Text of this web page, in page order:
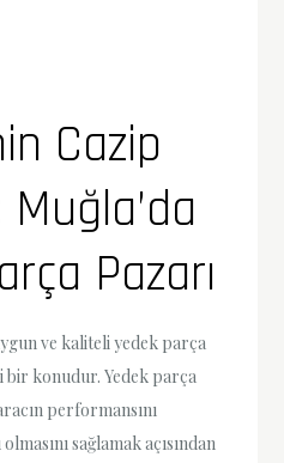
Cazip
Pazarı
ve kaliteli yedek parça
konudur. Yedek parça
performansını
sağlamak açısından